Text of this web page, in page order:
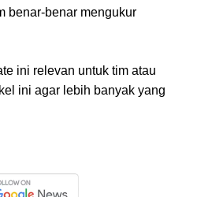
benar-benar mengukur
ini relevan untuk tim atau
ini agar lebih banyak yang